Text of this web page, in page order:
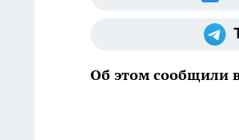
Об этом сообщили